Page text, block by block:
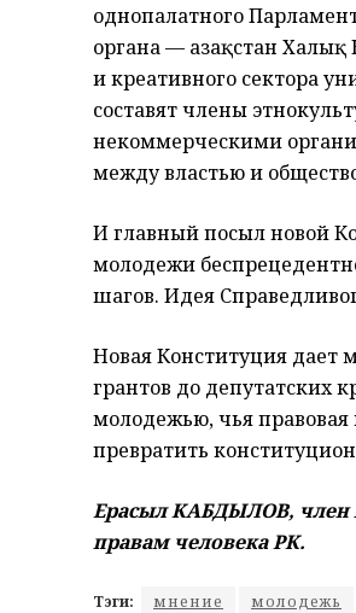
однопалатного
органа — Қазақстан
и креативного сектора
составят члены
некоммерческими
между властью и
И главный посыл новой
молодежи
шагов. Идея
Новая Конституция дает
грантов до депутатских
молодежью, чья правовая
превратить
Ерасыл КАБДЫЛОВ, член
правам человека РК.
Тэги: мнение молодежь